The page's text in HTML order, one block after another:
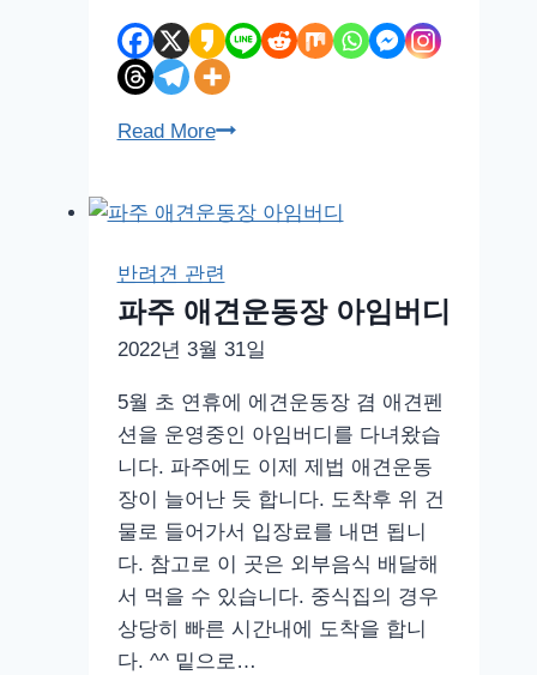
Read More망
애
견
반
식
당
훌
라
훌
라
–
하
와
이
반려견 관련
파주 애견운동장 아임버디
2022년 3월 31일
5월 초 연휴에 에견운동장 겸 애견펜
션을 운영중인 아임버디를 다녀왔습
니다. 파주에도 이제 제법 애견운동
장이 늘어난 듯 합니다. 도착후 위 건
물로 들어가서 입장료를 내면 됩니
다. 참고로 이 곳은 외부음식 배달해
서 먹을 수 있습니다. 중식집의 경우
상당히 빠른 시간내에 도착을 합니
다. ^^ 밑으로…